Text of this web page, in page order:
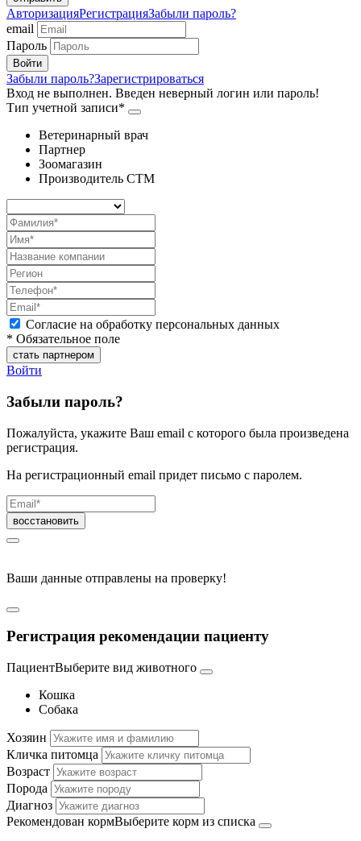
АвторизацияРегистрацияЗабыли пароль?
email
Пароль
Забыли пароль?Зарегистрироваться
Вход не выполнен. Введен неверный логин или пароль!
Тип учетной записи*
Ветеринарный врач
Партнер
Зоомагазин
Производитель СТМ
Согласие на обработку персональных данных
* Обязательное поле
Войти
Забыли пароль?
Пожалуйста, укажите Ваш email с которого была произведена
регистрация.
На регистрационный email придет письмо с паролем.
Ваши данные отправлены на проверку!
Регистрация рекомендации пациенту
ПациентВыберите вид животного
Кошка
Собака
Хозяин
Кличка питомца
Возраст
Порода
Диагноз
Рекомендован кормВыберите корм из списка